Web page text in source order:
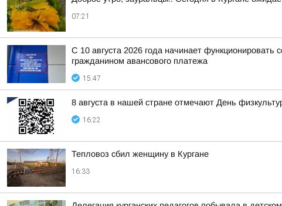
07:21
С 10 августа 2026 года начинает
гражданином авансового платежа
15:47
8 августа в нашей стране отмечают День
16:22
Тепловоз сбил женщину в Кургане
16:33